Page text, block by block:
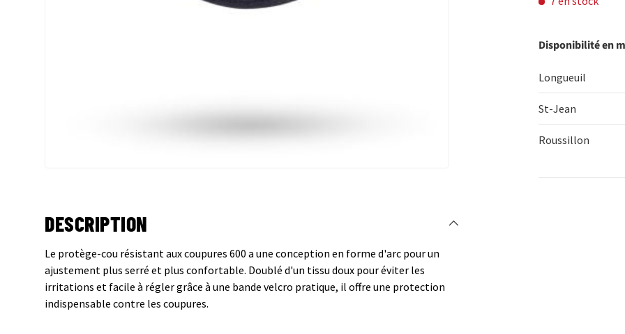
Disponibilité en
Longueuil
St-Jean
Roussillon
DESCRIPTION
Le protège-cou résistant aux coupures 600 a une conception en forme d'arc pour un
ajustement plus serré et plus confortable. Doublé d'un tissu doux pour éviter les
irritations et facile à régler grâce à une bande velcro pratique, il offre une protection
indispensable contre les coupures.